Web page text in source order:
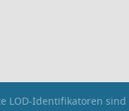
LOD-Identifikatoren sind